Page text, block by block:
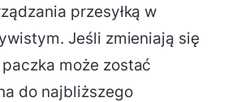
przesyłką w
Jeśli zmieniają się
może zostać
do najbliższego